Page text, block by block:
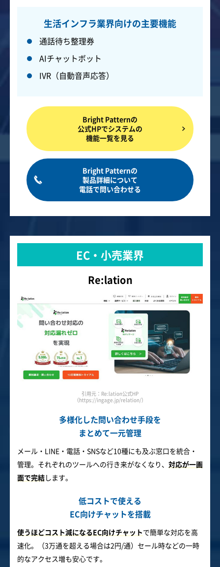
生活インフラ業界向けの主要機能
通話待ち整理券
AIチャットボット
IVR（自動音声応答）
Bright Patternの
公式HPでシステムの
機能一覧を見る
Bright Patternの
製品詳細について
電話で問い合わせる
EC・小売業界
Re:lation
引用元：Re:lation公式HP
（https://ingage.jp/relation/）
多様化した問い合わせ手段を
まとめて一元管理
メール・LINE・電話・SNSなど10種にも及ぶ窓口を統合・
管理。それぞれのツールへの行き来がなくなり、 対応が一画
面で完結します。
低コストで使える
EC向けチャットを搭載
使うほどコスト減になるEC向けチャットで簡単な対応を高
速化。（3万通を超える場合は2円/通）セール時などの一時
的なアクセス増も安心です。